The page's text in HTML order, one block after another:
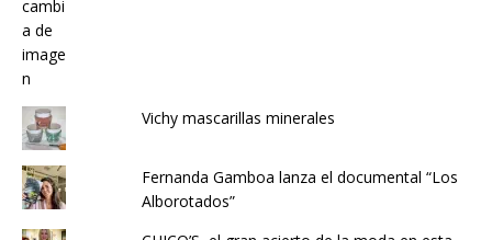
Vichy mascarillas minerales
Fernanda Gamboa lanza el documental “Los
Alborotados”